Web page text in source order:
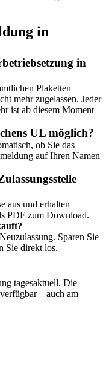
in
in
Plaketten
mehr zugelassen. Jeder
ist ab diesem Moment
UL möglich?
ob Sie das
auf Ihren Namen
aus und erhalten
PDF zum Download.
Sparen Sie
Sie direkt los.
tagesaktuell. Die
– auch am